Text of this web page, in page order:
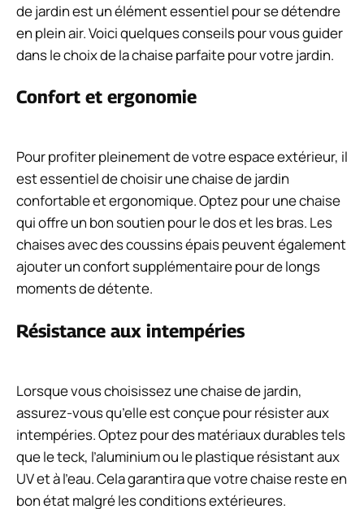
de jardin est un élément essentiel pour se détendre
en plein air. Voici quelques conseils pour vous guider
dans le choix de la chaise parfaite pour votre jardin.
Confort et ergonomie
Pour profiter pleinement de votre espace extérieur, il
est essentiel de choisir une chaise de jardin
confortable et ergonomique. Optez pour une chaise
qui offre un bon soutien pour le dos et les bras. Les
chaises avec des coussins épais peuvent également
ajouter un confort supplémentaire pour de longs
moments de détente.
Résistance aux intempéries
Lorsque vous choisissez une chaise de jardin,
assurez-vous qu’elle est conçue pour résister aux
intempéries. Optez pour des matériaux durables tels
que le teck, l’aluminium ou le plastique résistant aux
UV et à l’eau. Cela garantira que votre chaise reste en
bon état malgré les conditions extérieures.